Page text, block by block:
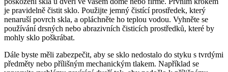
je pravidelně čistit sklo. Použijte jemný čistící ⁣prostředek,‍ který
nenaruší povrch skla, a opláchněte ho teplou vodou. Vyhněte se
používání drsných nebo abrazivních čisticích prostředků, které by
mohly sklo poškrábat.
Dále byste měli zabezpečit, aby se‍ sklo ‍nedostalo do styku​ s tvrdými
předměty nebo přílišným mechanickým tlakem. Například⁣ se